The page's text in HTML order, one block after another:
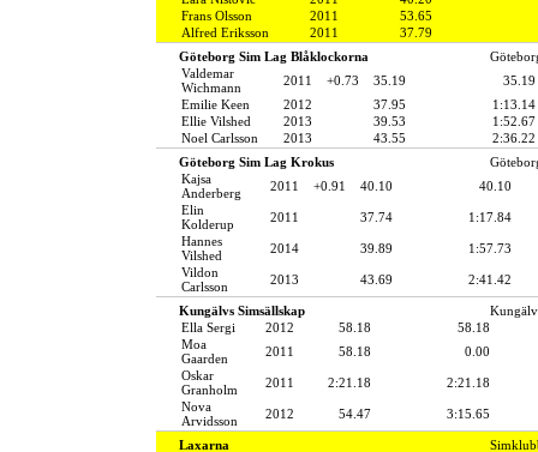
Frans Olsson
2011
53.65
Alfred Eriksson
2011
37.79
Göteborg Sim Lag Blåklockorna
Valdemar
Wichmann
2011 +0.73 35.19
35.19
Emilie Keen
2012 37.95
1:13.14
Ellie Vilshed
2013 39.53
1:52.67
Noel Carlsson
2013 43.55
2:36.22
Göteborg Sim Lag Krokus
Kajsa
Anderberg
2011 +0.91 40.10
40.10
Elin
Kolderup
2011 37.74
1:17.84
Hannes
Vilshed
2014 39.89
1:57.73
Vildon
Carlsson
2013 43.69 2:41.42
Kungälvs Simsällskap
Ella Sergi
2012 58.18
58.18
Moa
Gaarden
2011 58.18
0.00
Oskar
Granholm
2011 2:21.18
2:21.18
Nova
Arvidsson
2012 54.47 3:15.65
Laxarna